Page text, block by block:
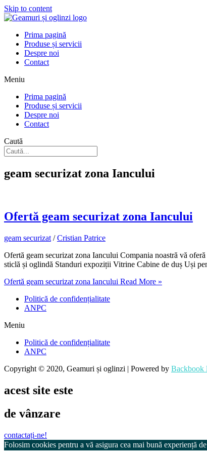
Skip to content
Prima pagină
Produse și servicii
Despre noi
Contact
Meniu
Prima pagină
Produse și servicii
Despre noi
Contact
Caută
geam securizat zona Iancului
Ofertă geam securizat zona Iancului
geam securizat /Cristian Patrice
Ofertă geam securizat zona Iancului Compania noastră vă
sticlă și oglindă Standuri expoziții Vitrine Cabine de duș Uși
Ofertă geam securizat zona Iancului Read More »
Politică de confidențialitate
ANPC
Meniu
Politică de confidențialitate
ANPC
Copyright © 2020, Geamuri și oglinzi | Powered by Backbook
acest site este
de vânzare
contactați-ne!
Folosim cookies pentru a vă asigura cea mai bună experiență